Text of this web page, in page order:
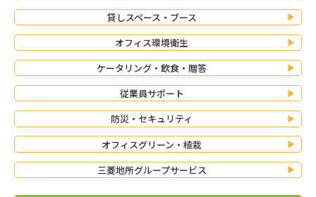
貸しスペース・ブース
オフィス環境衛生
ケータリング・飲食・贈答
従業員サポート
防災・セキュリティ
オフィスグリーン・植栽
三菱地所グループサービス